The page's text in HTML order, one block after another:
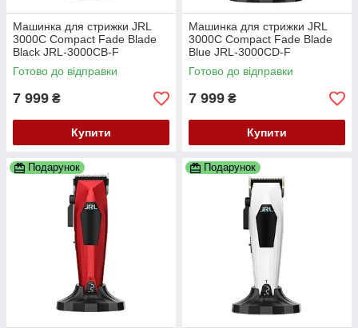
Машинка для стрижки JRL
3000C Compact Fade Blade
Black JRL-3000CB-F
Готово до відправки
7 999 ₴
Купити
Машинка для стрижки JRL
3000C Compact Fade Blade
Blue JRL-3000CD-F
Готово до відправки
7 999 ₴
Купити
Подарунок Подарунок